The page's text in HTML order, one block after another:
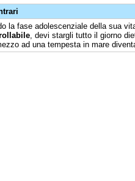
la fase adolescenziale della sua
, devi stargli tutto il giorno
ad una tempesta in mare